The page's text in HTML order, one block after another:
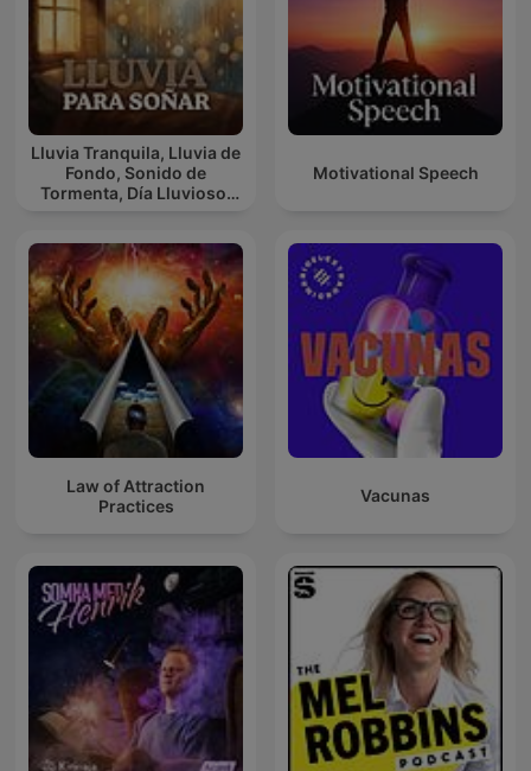
Lluvia Tranquila, Lluvia de
Fondo, Sonido de
Tormenta, Día Lluvioso,
Motivational Speech
Law of Attraction
Practices
Vacunas